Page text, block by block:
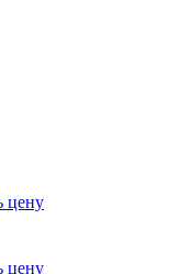
цену
цену